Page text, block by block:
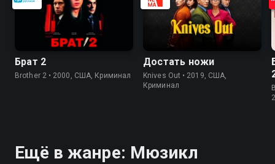
Брат 2
Brother 2 • 2000, США, Криминал
Достать ножи
Knives Out • 2019, США,
Криминал
Ещё в жанре: Мюзикл